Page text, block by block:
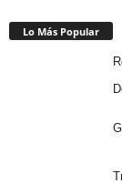
Lo Más Popular